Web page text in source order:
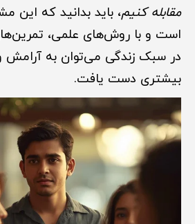
مقابله کنیم، باید بدانید که این
است و با روش‌های علمی،
در سبک زندگی می‌توان به آرامش
بیشتری دست یافت.